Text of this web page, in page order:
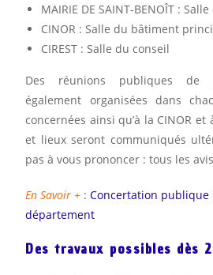
MAIRIE DE SAINT-BENOÎT :
CINOR : Salle du bâtiment
CIREST : Salle du conseil
Des réunions publiques de
également organisées dans
concernées ainsi qu’à la CINOR et
et lieux seront communiqués
pas à vous prononcer : tous les
En Savoir + :Concertation publique
département
Des travaux possibles dès